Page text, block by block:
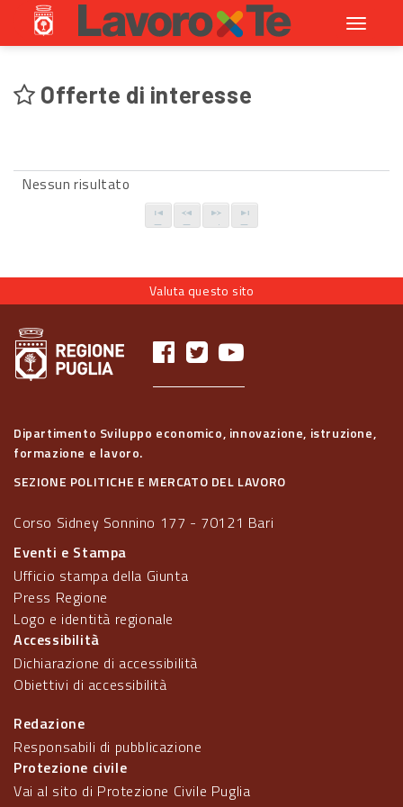
Toggle
Offerte di interesse
Nessun risultato
Valuta questo sito
Dipartimento Sviluppo economico, innovazione, istruzione,
formazione e lavoro.
SEZIONE POLITICHE E MERCATO DEL LAVORO
Corso Sidney Sonnino 177 - 70121 Bari
Eventi e Stampa
Ufficio stampa della Giunta
Press Regione
Logo e identità regionale
Accessibilità
Dichiarazione di accessibilità
Obiettivi di accessibilità
Redazione
Responsabili di pubblicazione
Protezione civile
Vai al sito di Protezione Civile Puglia